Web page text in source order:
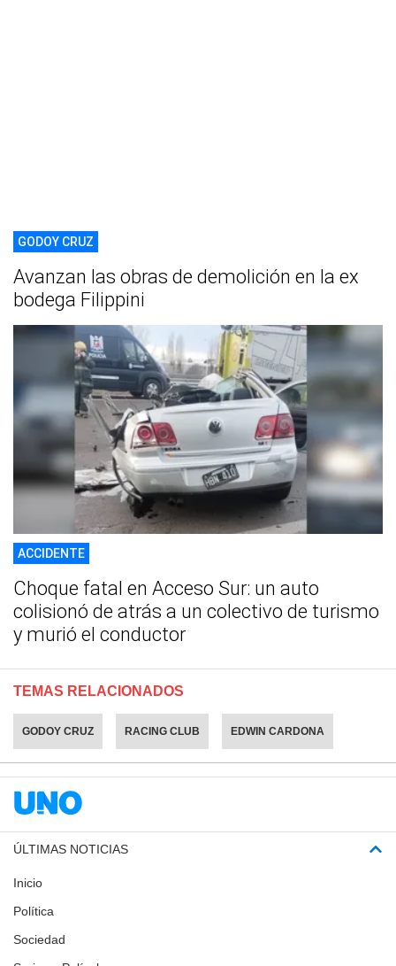
GODOY CRUZ
Avanzan las obras de demolición en la ex
bodega Filippini
ACCIDENTE
Choque fatal en Acceso Sur: un auto
colisionó de atrás a un colectivo de turismo
y murió el conductor
TEMAS RELACIONADOS
GODOY CRUZ RACING CLUB EDWIN CARDONA
ÚLTIMAS NOTICIAS
Inicio
Política
Sociedad